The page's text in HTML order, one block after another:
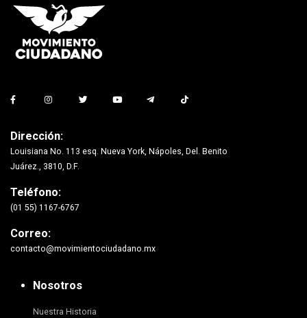
Dirección:
Louisiana No. 113 esq. Nueva York, Nápoles, Del. Benito
Juárez., 3810, D.F.
Teléfono:
(01 55) 1167-6767
Correo:
contacto@movimientociudadano.mx
Nosotros
Nuestra Historia